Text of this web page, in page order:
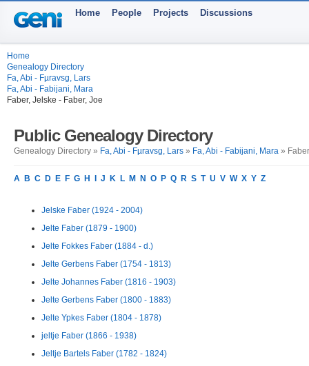
Home People Projects Discussions
Home
Genealogy Directory
Fa, Abi - Fµravsg, Lars
Fa, Abi - Fabijani, Mara
Faber, Jelske - Faber, Joe
Public Genealogy Directory
Genealogy Directory » Fa, Abi - Fµravsg, Lars » Fa, Abi - Fabijani, Mara »
A B C D E F G H J K L M N O P Q R S T U V W X Y Z
Jelske Faber (1924 - 2004)
Jelte Faber (1879 - 1900)
Jelte Fokkes Faber (1884 - d.)
Jelte Gerbens Faber (1754 - 1813)
Jelte Johannes Faber (1816 - 1903)
Jelte Gerbens Faber (1800 - 1883)
Jelte Ypkes Faber (1804 - 1878)
jeltje Faber (1866 - 1938)
Jeltje Bartels Faber (1782 - 1824)